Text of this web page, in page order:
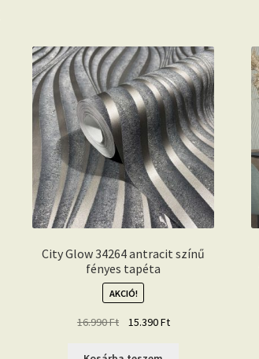
City Glow 34264 antracit színű
fényes tapéta
AKCIÓ!
16.990Ft
Original
was:
15.390FtCurrent